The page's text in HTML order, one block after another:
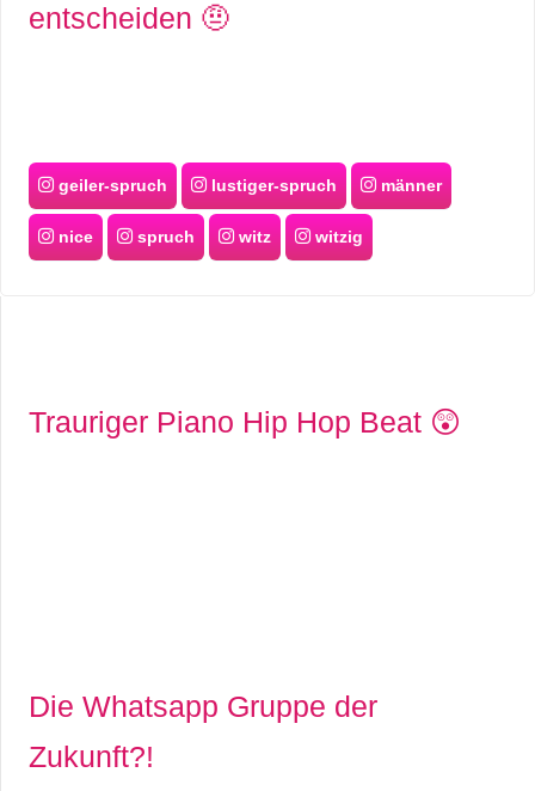
entscheiden 🤨
geiler-spruch lustiger-spruch männer
nice spruch witz witzig
Trauriger Piano Hip Hop Beat 😲
Die Whatsapp Gruppe der
Zukunft?!